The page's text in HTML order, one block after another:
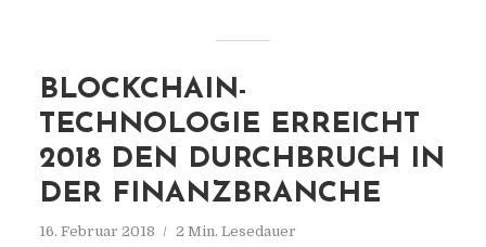
BLOCKCHAIN-
TECHNOLOGIE ERREICHT
2018 DEN DURCHBRUCH IN
DER FINANZBRANCHE
16. Februar 2018 2 Min. Lesedauer